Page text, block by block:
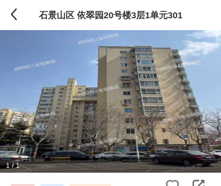
石景山区 依翠园20号楼3层1单元301
1/1